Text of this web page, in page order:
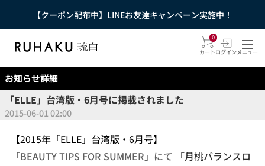
【クーポン配布中】LINEお友達キャンペーン実施中！
0
カートログインメニュー
お知らせ詳細
「ELLE」台湾版・6月号に掲載されました
2015-06-01 02:00
【2015年「ELLE」台湾版・6月号】
「BEAUTY TIPS FOR SUMMER」にて
「月桃バランスロ